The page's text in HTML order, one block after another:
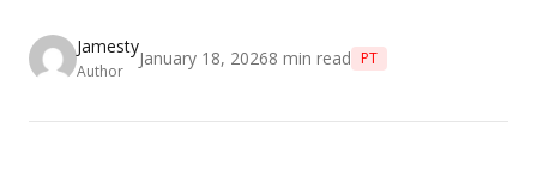
Jamesty
Author
January 18, 20268 min read PT